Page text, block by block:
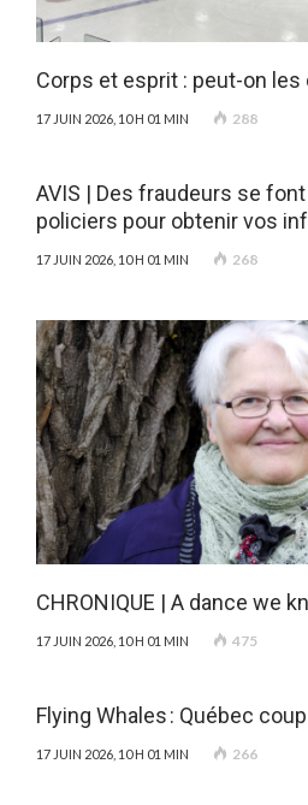
Corps et esprit : peut-on les
17 JUIN 2026, 10 H 01 MIN 288
AVIS | Des fraudeurs se
policiers pour obtenir vos
17 JUIN 2026, 10 H 01 MIN 268
CHRONIQUE | A dance we
17 JUIN 2026, 10 H 01 MIN 475
Flying Whales : Québec
17 JUIN 2026, 10 H 01 MIN 266